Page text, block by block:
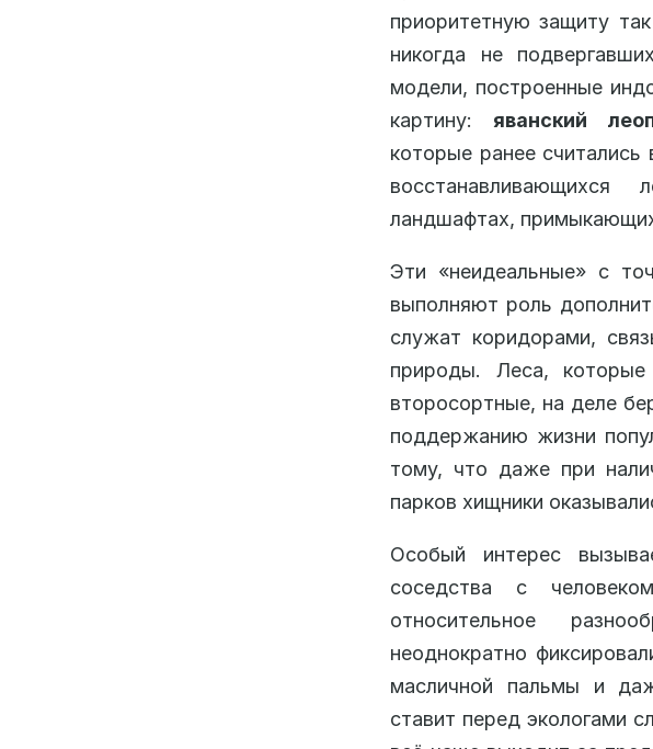
приоритетную защиту
никогда не
модели, построенные
картину: яванский
которые ранее
ландшафтах,
Эти «неидеальные» с
выполняют роль
служат коридорами,
природы. Леса,
второсортные, на деле
поддержанию жизни
тому, что даже при
парков хищники
Особый интерес
соседства с
относительное
неоднократно
масличной пальмы и
ставит перед экологами